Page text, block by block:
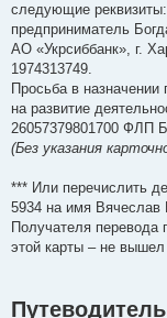
следующие
предприниматель
АО «Укрсиббанк», г.
1974313749.
Просьба в назначении
на развитие
26057379801700 ФЛП
(Без указания
*** Или перечислить
5934 на имя Вячеслав
Получателя перевода
этой карты – не